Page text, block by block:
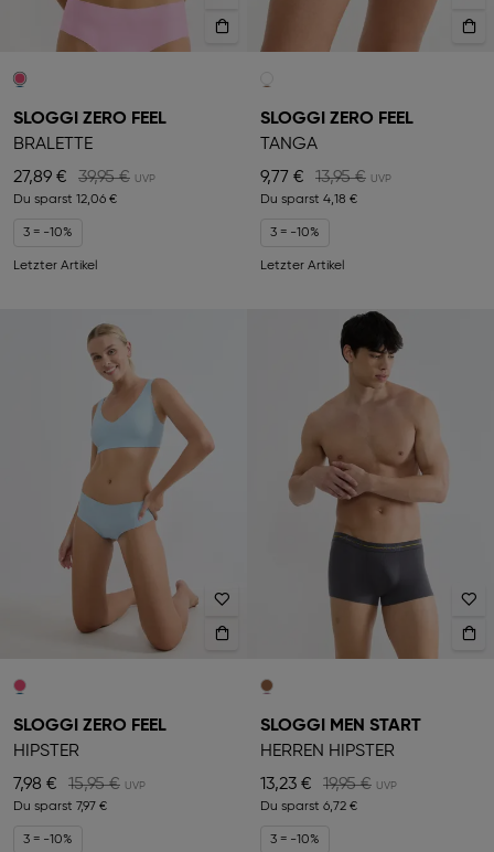
SLOGGI ZERO FEEL
BRALETTE
27,89 €
39,95 €
Du sparst 12,06 €
3 = -10%
Letzter Artikel
SLOGGI ZERO FEEL
TANGA
9,77 €
13,95 €
Du sparst 4,18 €
3 = -10%
Letzter Artikel
SLOGGI ZERO FEEL
HIPSTER
7,98 €
15,95 €
Du sparst 7,97 €
3 = -10%
SLOGGI MEN START
HERREN HIPSTER
13,23 €
19,95 €
Du sparst 6,72 €
3 = -10%